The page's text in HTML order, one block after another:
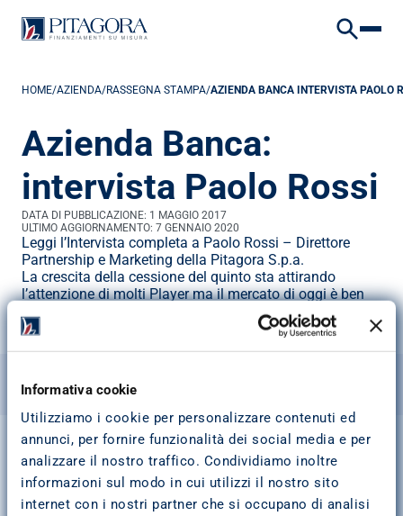
Informativa cookie
Utilizziamo i cookie per personalizzare contenuti ed
annunci, per fornire funzionalità dei social media e per
analizzare il nostro traffico. Condividiamo inoltre
informazioni sul modo in cui utilizzi il nostro sito
internet con i nostri partner che si occupano di analisi
VAI AL CONTENUTO
VAI AL FOOTER
HOME/AZIENDA/RASSEGNA STAMPA/AZIENDA BANCA INTERVISTA PAOLO
Azienda Banca:
intervista Paolo Rossi
DATA DI PUBBLICAZIONE: 1 MAGGIO 2017
ULTIMO AGGIORNAMENTO: 7 GENNAIO 2020
Leggi l’Intervista completa a Paolo Rossi – Direttore
Partnership e Marketing della Pitagora S.p.a.
La crescita della cessione del quinto sta attirando
l’attenzione di molti Player ma il mercato di oggi è ben
diverso da quello di inizio secolo. Il Regolatore ha
riplasmato un settore che si sta autoriformando e deve